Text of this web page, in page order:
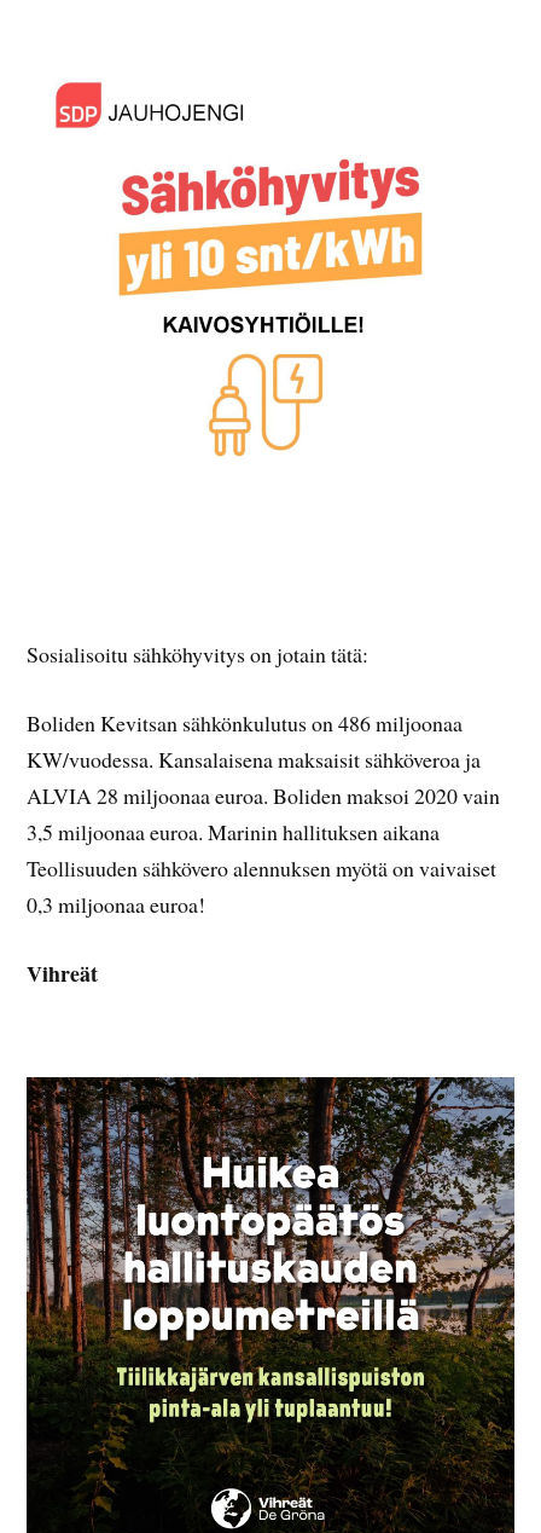
Sosialisoitu sähköhyvitys on jotain tätä:
Boliden Kevitsan sähkönkulutus on 486 miljoonaa
KW/vuodessa. Kansalaisena maksaisit sähköveroa ja
ALVIA 28 miljoonaa euroa. Boliden maksoi 2020 vain
3,5 miljoonaa euroa. Marinin hallituksen aikana
Teollisuuden sähkövero alennuksen myötä on vaivaiset
0,3 miljoonaa euroa!
Vihreät